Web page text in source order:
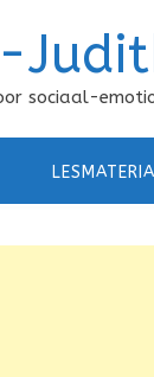
sociaal-